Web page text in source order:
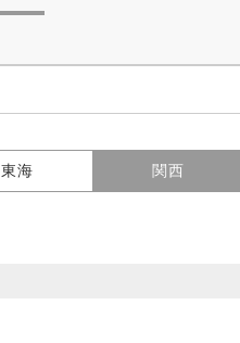
東海 関西